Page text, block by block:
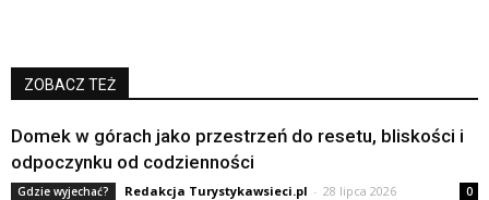
ZOBACZ TEŻ
Domek w górach jako przestrzeń do resetu, bliskości i
odpoczynku od codzienności
Gdzie wyjechać? Redakcja Turystykawsieci.pl - 28 lipca 2026 0